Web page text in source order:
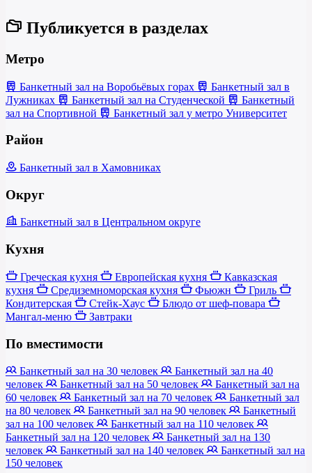
Публикуется в разделах
Метро
Банкетный зал на Воробьёвых горах
Банкетный зал в
Лужниках
Банкетный зал на Студенческой
Банкетный
зал на Спортивной
Банкетный зал у метро Университет
Район
Банкетный зал в Хамовниках
Округ
Банкетный зал в Центральном округе
Кухня
Греческая кухня Европейская кухня
Кавказская
кухня
Средиземноморская кухня Фьюжн
Гриль
Кондитерская
Стейк-Хаус
Блюдо от шеф-повара
Мангал-меню
Завтраки
По вместимости
Банкетный зал на 30 человек
Банкетный зал на 40
человек
Банкетный зал на 50 человек
Банкетный зал на
60 человек
Банкетный зал на 70 человек
Банкетный зал
на 80 человек
Банкетный зал на 90 человек
Банкетный
зал на 100 человек
Банкетный зал на 110 человек
Банкетный зал на 120 человек
Банкетный зал на 130
человек
Банкетный зал на 140 человек
Банкетный зал на
150 человек